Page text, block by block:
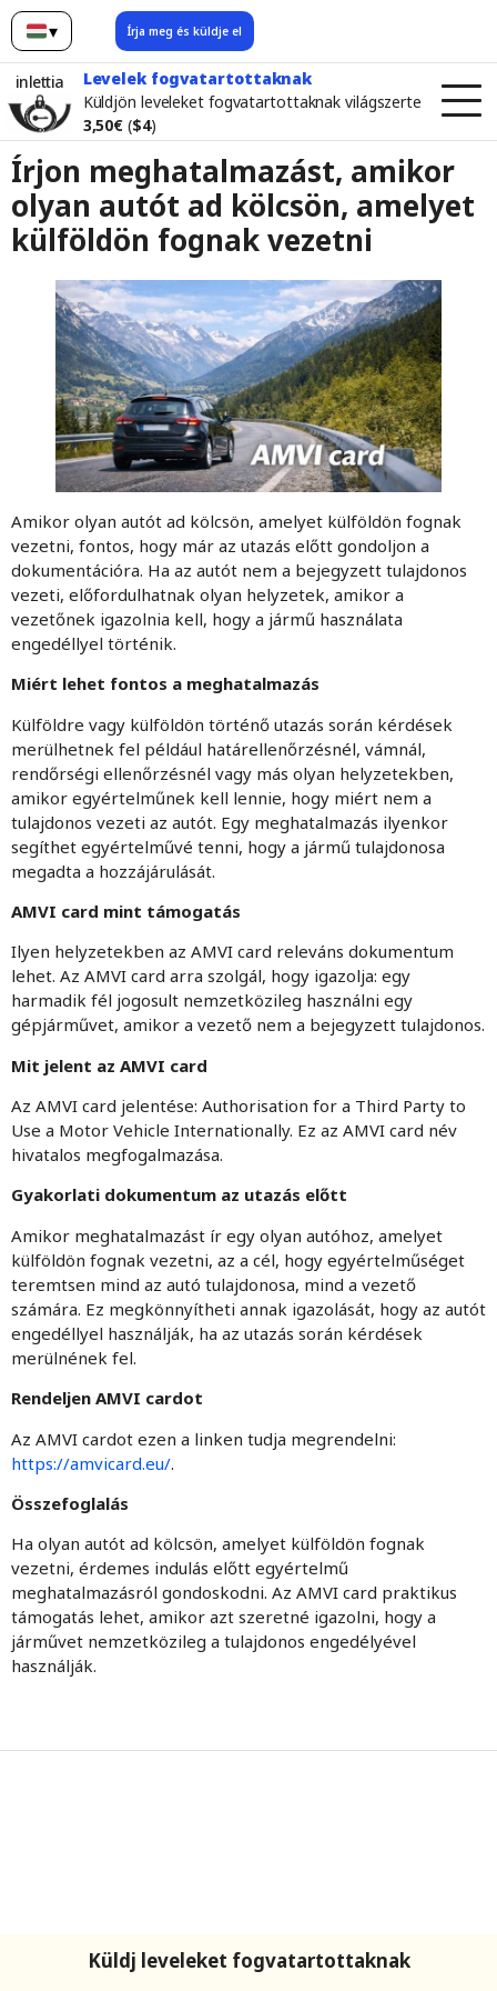
▾
Magyar Írja meg és küldje el
inlettia
Levelek fogvatartottaknak
Küldjön leveleket fogvatartottaknak világszerte
3,50€($4)
Írjon meghatalmazást, amikor
olyan autót ad kölcsön, amelyet
külföldön fognak vezetni
Amikor olyan autót ad kölcsön, amelyet külföldön fognak
vezetni, fontos, hogy már az utazás előtt gondoljon a
dokumentációra. Ha az autót nem a bejegyzett tulajdonos
vezeti, előfordulhatnak olyan helyzetek, amikor a
vezetőnek igazolnia kell, hogy a jármű használata
engedéllyel történik.
Miért lehet fontos a meghatalmazás
Külföldre vagy külföldön történő utazás során kérdések
merülhetnek fel például határellenőrzésnél, vámnál,
rendőrségi ellenőrzésnél vagy más olyan helyzetekben,
amikor egyértelműnek kell lennie, hogy miért nem a
tulajdonos vezeti az autót. Egy meghatalmazás ilyenkor
segíthet egyértelművé tenni, hogy a jármű tulajdonosa
megadta a hozzájárulását.
AMVI card mint támogatás
Ilyen helyzetekben az AMVI card releváns dokumentum
lehet. Az AMVI card arra szolgál, hogy igazolja: egy
harmadik fél jogosult nemzetközileg használni egy
gépjárművet, amikor a vezető nem a bejegyzett tulajdonos.
Mit jelent az AMVI card
Az AMVI card jelentése: Authorisation for a Third Party to
Use a Motor Vehicle Internationally. Ez az AMVI card név
hivatalos megfogalmazása.
Gyakorlati dokumentum az utazás előtt
Amikor meghatalmazást ír egy olyan autóhoz, amelyet
külföldön fognak vezetni, az a cél, hogy egyértelműséget
teremtsen mind az autó tulajdonosa, mind a vezető
számára. Ez megkönnyítheti annak igazolását, hogy az autót
engedéllyel használják, ha az utazás során kérdések
merülnének fel.
Rendeljen AMVI cardot
Az AMVI cardot ezen a linken tudja megrendelni:
https://amvicard.eu/.
Összefoglalás
Ha olyan autót ad kölcsön, amelyet külföldön fognak
vezetni, érdemes indulás előtt egyértelmű
meghatalmazásról gondoskodni. Az AMVI card praktikus
támogatás lehet, amikor azt szeretné igazolni, hogy a
járművet nemzetközileg a tulajdonos engedélyével
használják.
Küldj leveleket fogvatartottaknak